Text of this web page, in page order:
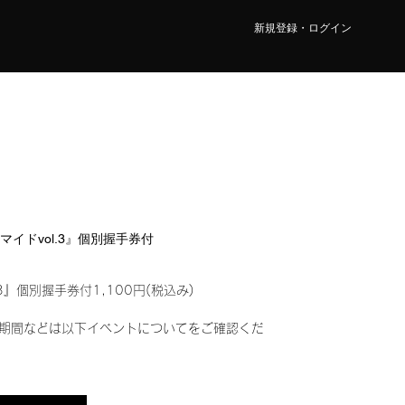
新規登録・ログイン
イドvol.3』個別握手券付
』個別握手券付1,100円(税込み)
間などは以下イベントについてをご確認くだ